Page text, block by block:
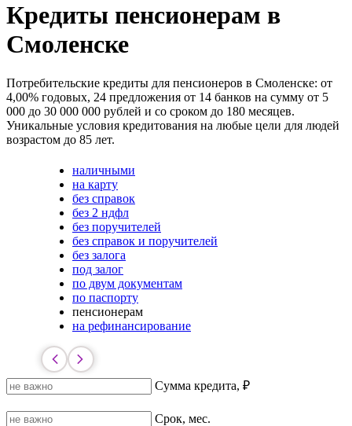
Кредиты пенсионерам в
Смоленске
Потребительские кредиты для пенсионеров в Смоленске: от
4,00% годовых, 24 предложения от 14 банков на сумму от 5
000 до 30 000 000 рублей и со сроком до 180 месяцев.
Уникальные условия кредитования на любые цели для людей
возрастом до 85 лет.
наличными
на карту
без справок
без 2 ндфл
без поручителей
без справок и поручителей
без залога
под залог
по двум документам
по паспорту
пенсионерам
на рефинансирование
Сумма кредита, ₽
Срок, мес.